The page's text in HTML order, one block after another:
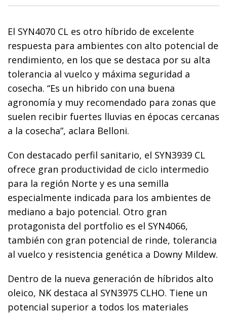
El SYN4070 CL es otro híbrido de excelente
respuesta para ambientes con alto potencial de
rendimiento, en los que se destaca por su alta
tolerancia al vuelco y máxima seguridad a
cosecha. “Es un hibrido con una buena
agronomía y muy recomendado para zonas que
suelen recibir fuertes lluvias en épocas cercanas
a la cosecha”, aclara Belloni.
Con destacado perfil sanitario, el SYN3939 CL
ofrece gran productividad de ciclo intermedio
para la región Norte y es una semilla
especialmente indicada para los ambientes de
mediano a bajo potencial. Otro gran
protagonista del portfolio es el SYN4066,
también con gran potencial de rinde, tolerancia
al vuelco y resistencia genética a Downy Mildew.
Dentro de la nueva generación de híbridos alto
oleico, NK destaca al SYN3975 CLHO. Tiene un
potencial superior a todos los materiales